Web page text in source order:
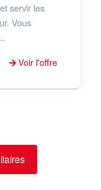
servir les
Vous
Voir l'offre